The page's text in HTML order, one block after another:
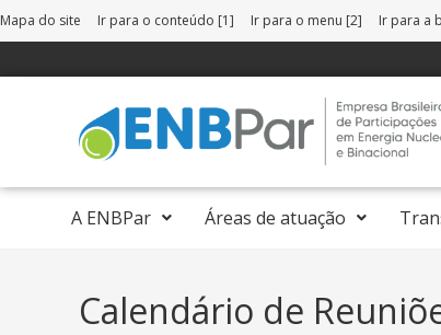
Mapa do site Ir para o conteúdo [1] Ir para o menu [2] Ir para a
A ENBPar Áreas de atuação
Calendário de